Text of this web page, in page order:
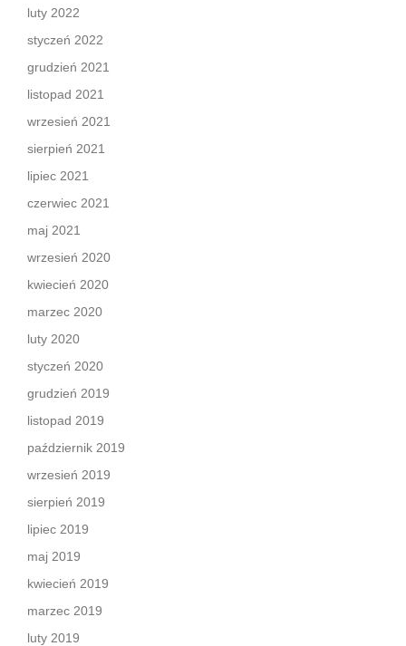
luty 2022
styczeń 2022
grudzień 2021
listopad 2021
wrzesień 2021
sierpień 2021
lipiec 2021
czerwiec 2021
maj 2021
wrzesień 2020
kwiecień 2020
marzec 2020
luty 2020
styczeń 2020
grudzień 2019
listopad 2019
październik 2019
wrzesień 2019
sierpień 2019
lipiec 2019
maj 2019
kwiecień 2019
marzec 2019
luty 2019